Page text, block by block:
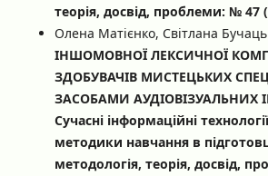
теорія, досвід, проблеми: № 47
Олена Матієнко, Світлана
ІНШОМОВНОЇ ЛЕКСИЧНОЇ
ЗДОБУВАЧІВ МИСТЕЦЬКИХ
ЗАСОБАМИ АУДІОВІЗУАЛЬНИХ
Сучасні інформаційні
методики навчання в
методологія, теорія, досвід,